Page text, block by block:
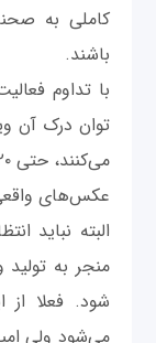
کاملی به
باشند.
با تداوم
توان درک آن
عکس‌های
البته نباید
منجر به
می‌شود ولی